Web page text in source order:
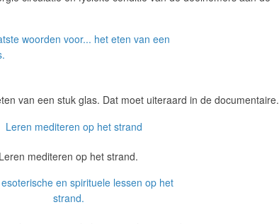
van een stuk glas. Dat moet uiteraard in de documentaire.
Leren mediteren op het strand.